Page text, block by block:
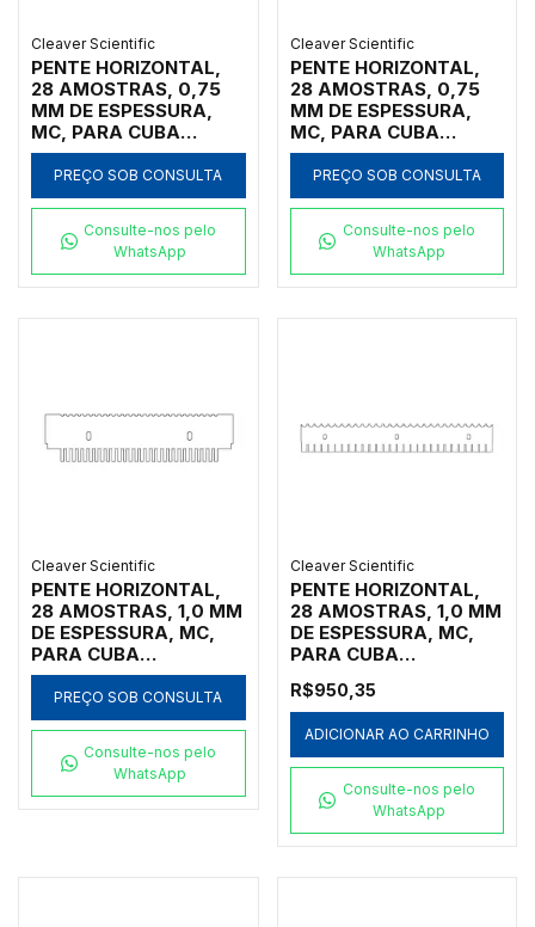
Cleaver Scientific
PENTE HORIZONTAL,
28 AMOSTRAS, 0,75
MM DE ESPESSURA,
MC, PARA CUBA
HORIZONTAL MARCA
CLEAVER SCIENTIFIC
MODELOS MSCHOICE7,
MSCHOICE15,
MSCHOICETRIO,
MSCHOICETRIO15,
MSCHOICEST25 -
PREÇO SOB CONSULTA
Consulte-nos pelo
WhatsApp
Cleaver Scientific
PENTE HORIZONTAL,
28 AMOSTRAS, 0,75
MM DE ESPESSURA,
MC, PARA CUBA
HORIZONTAL MARCA
CLEAVER SCIENTIFIC
MODELOS
MSSCREEN24,
MSSCREEN32,
MSSCREENTRIO,
MSSCREEN24-NC,
PREÇO SOB CONSULTA
Consulte-nos pelo
WhatsApp
Cleaver Scientific
PENTE HORIZONTAL,
28 AMOSTRAS, 1,0 MM
DE ESPESSURA, MC,
PARA CUBA
HORIZONTAL MARCA
CLEAVER SCIENTIFIC
MODELOS MSCHOICE7,
MSCHOICE15,
MSCHOICETRIO,
MSCHOICETRIO15,
PREÇO SOB CONSULTA
Consulte-nos pelo
WhatsApp
Cleaver Scientific
PENTE HORIZONTAL,
28 AMOSTRAS, 1,0 MM
DE ESPESSURA, MC,
PARA CUBA
CLEAVER SCIENTIFIC
MODELOS
MSSCREEN16,
MSSCREEN24,
MSSCREEN32,
MSSCREENTRIO,
MSSCREEN16-NC,
MSSCREEN24-NC,
R$950,35
ADICIONAR AO CARRINHO
Consulte-nos pelo
WhatsApp